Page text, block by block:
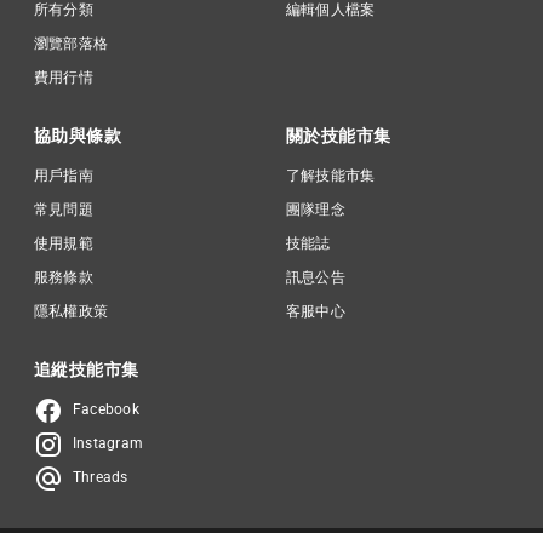
所有分類
瀏覽部落格
費用行情
編輯個人檔案
協助與條款
用戶指南
常見問題
使用規範
服務條款
隱私權政策
關於技能市集
了解技能市集
團隊理念
技能誌
訊息公告
客服中心
追縱技能市集
Facebook
Instagram
Threads